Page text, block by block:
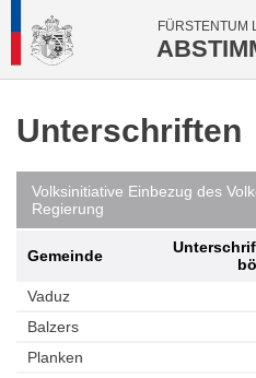
FÜRSTENTUM
Unterschriften
Volksinitiative Einbezug des
Regierung
Gemeinde
Vaduz
Balzers
Planken